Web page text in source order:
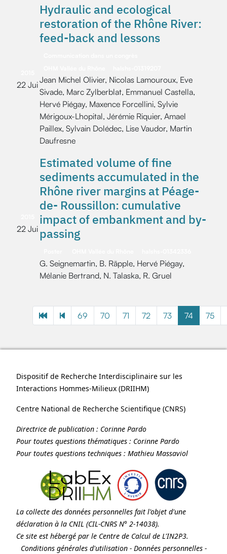
22 Jui
Hydraulic and ecological
restoration of the Rhône River:
feed-back and lessons
Jean Michel Olivier, Nicolas Lamouroux, Eve
Sivade, Marc Zylberblat, Emmanuel Castella,
Hervé Piégay, Maxence Forcellini, Sylvie
Mérigoux-Lhopital, Jérémie Riquier, Amael
Paillex, Sylvain Dolédec, Lise Vaudor, Martin
Daufresne
22 Jui
Estimated volume of fine
sediments accumulated in the
Rhône river margins at Péage-
de- Roussillon: cumulative
impact of embankment and by-
passing
G. Seignemartin, B. Räpple, Hervé Piégay,
Mélanie Bertrand, N. Talaska, R. Gruel
69 70 71 72 73 74 75
Dispositif de Recherche Interdisciplinaire sur les
Interactions Hommes-Milieux (DRIIHM)
Centre National de Recherche Scientifique (CNRS)
Directrice de publication : Corinne Pardo
Pour toutes questions thématiques : Corinne Pardo
Pour toutes questions techniques : Mathieu Massaviol
La collecte des données personnelles fait l'objet d'une
déclaration à la CNIL (CIL-CNRS N° 2-14038).
Ce site est hébergé par le Centre de Calcul de L'IN2P3.
Conditions générales d'utilisation- Données personnelles-